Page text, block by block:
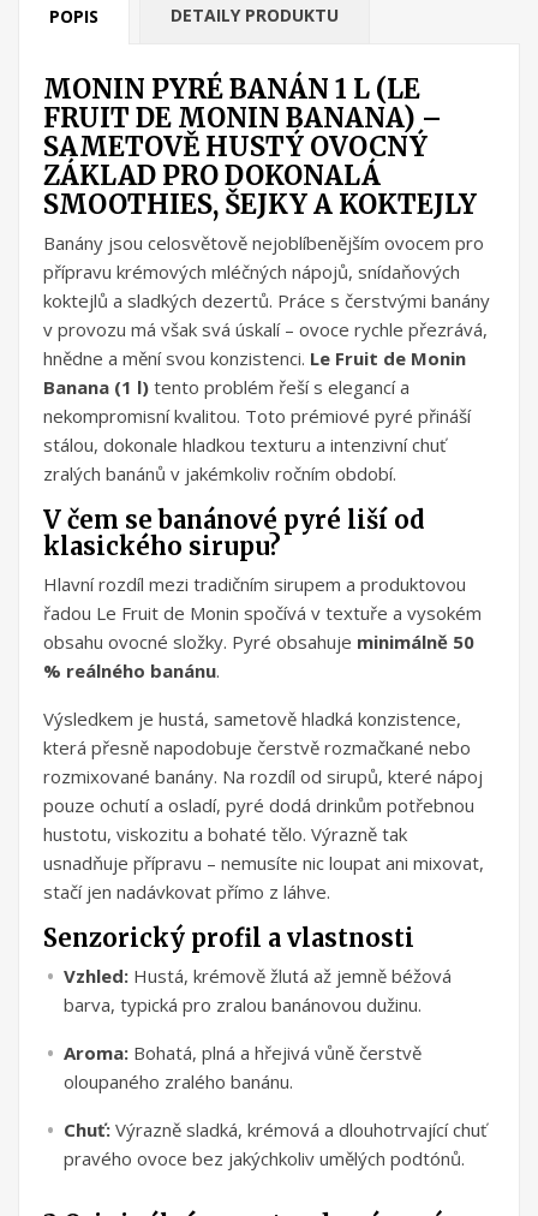
POPIS DETAILY PRODUKTU
MONIN PYRÉ BANÁN 1 L (LE
FRUIT DE MONIN BANANA) –
SAMETOVĚ HUSTÝ OVOCNÝ
ZÁKLAD PRO DOKONALÁ
SMOOTHIES, ŠEJKY A KOKTEJLY
Banány jsou celosvětově nejoblíbenějším ovocem pro
přípravu krémových mléčných nápojů, snídaňových
koktejlů a sladkých dezertů. Práce s čerstvými banány
v provozu má však svá úskalí – ovoce rychle přezrává,
hnědne a mění svou konzistenci. Le Fruit de Monin
Banana (1 l) tento problém řeší s elegancí a
nekompromisní kvalitou. Toto prémiové pyré přináší
stálou, dokonale hladkou texturu a intenzivní chuť
zralých banánů v jakémkoliv ročním období.
V čem se banánové pyré liší od
klasického sirupu?
Hlavní rozdíl mezi tradičním sirupem a produktovou
řadou Le Fruit de Monin spočívá v textuře a vysokém
obsahu ovocné složky. Pyré obsahuje minimálně 50
% reálného banánu.
Výsledkem je hustá, sametově hladká konzistence,
která přesně napodobuje čerstvě rozmačkané nebo
rozmixované banány. Na rozdíl od sirupů, které nápoj
pouze ochutí a osladí, pyré dodá drinkům potřebnou
hustotu, viskozitu a bohaté tělo. Výrazně tak
usnadňuje přípravu – nemusíte nic loupat ani mixovat,
stačí jen nadávkovat přímo z láhve.
Senzorický profil a vlastnosti
Vzhled: Hustá, krémově žlutá až jemně béžová
barva, typická pro zralou banánovou dužinu.
Aroma: Bohatá, plná a hřejivá vůně čerstvě
oloupaného zralého banánu.
Chuť: Výrazně sladká, krémová a dlouhotrvající chuť
pravého ovoce bez jakýchkoliv umělých podtónů.